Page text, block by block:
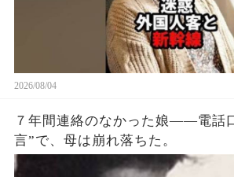
ないじゃないですか？」 男は平然
弁を買いに行ってくるんだ。 こう
が閉まらないだろう」 「もう出発
て、みんな困っています」 男は鼻
しぐらい遅れてもいいだろう。 わ
然のことだろう。 俺の国では電車
たり前だ。 日本人は時間に細かす
て、男は駅の売店に駅弁を買いに
2026/08/04
７年間連絡のなかった娘——電話
言”で、母は崩れ落ちた。